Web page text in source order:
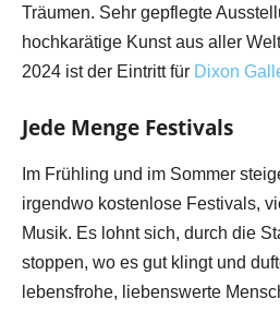
Träumen. Sehr gepflegte
hochkarätige Kunst aus aller
2024 ist der Eintritt für Dixon
Jede Menge Festivals
Im Frühling und im Sommer
irgendwo kostenlose Festivals,
Musik. Es lohnt sich, durch die
stoppen, wo es gut klingt und
lebensfrohe, liebenswerte